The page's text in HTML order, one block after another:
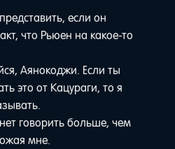
если он
что Рьюен на какое-то
Аянокоджи. Если ты
это от Кацураги, то я
говорить больше, чем
мне.